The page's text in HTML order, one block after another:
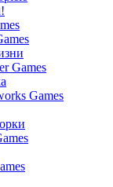
Games
Games